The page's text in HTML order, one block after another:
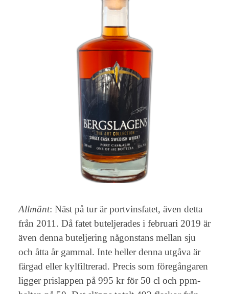
Allmänt: Näst på tur är portvinsfatet, även detta
från 2011. Då fatet buteljerades i februari 2019 är
även denna buteljering någonstans mellan sju
och åtta år gammal. Inte heller denna utgåva är
färgad eller kylfiltrerad. Precis som föregångaren
ligger prislappen på 995 kr för 50 cl och ppm-